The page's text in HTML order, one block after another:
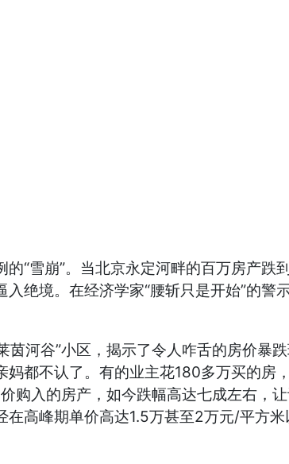
“雪崩”。当北京永定河畔的百万房产
绝境。在经济学家“腰斩只是开始”的
河谷”小区，揭示了令人咋舌的房价暴
都不认了。有的业主花180多万买的
购入的房产，如今跌幅高达七成左右，
高峰期单价高达1.5万甚至2万元/平方